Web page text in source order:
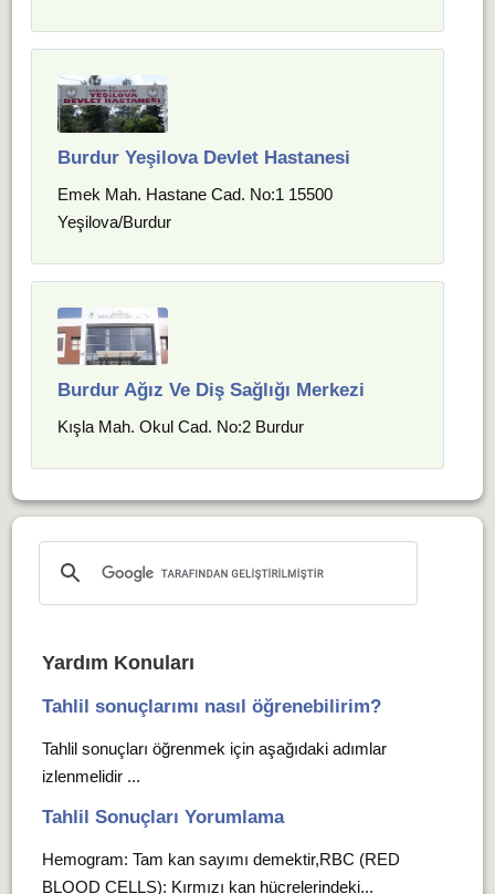
Burdur Yeşilova Devlet Hastanesi
Emek Mah. Hastane Cad. No:1 15500
Yeşilova/Burdur
Burdur Ağız Ve Diş Sağlığı Merkezi
Kışla Mah. Okul Cad. No:2 Burdur
Yardım Konuları
Tahlil sonuçlarımı nasıl öğrenebilirim?
Tahlil sonuçları öğrenmek için aşağıdaki adımlar
izlenmelidir ...
Tahlil Sonuçları Yorumlama
Hemogram: Tam kan sayımı demektir,RBC (RED
BLOOD CELLS): Kırmızı kan hücrelerindeki...